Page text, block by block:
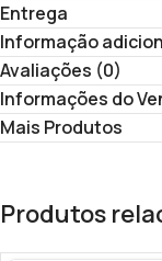
Entrega
Informação
Avaliações (0)
Informações do
Mais Produtos
Produtos